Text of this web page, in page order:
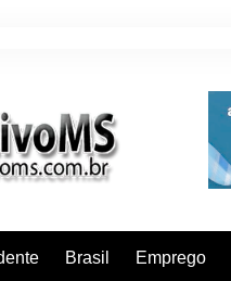
Brasil Emprego